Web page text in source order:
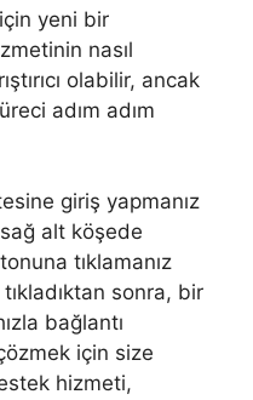
yeni bir
nasıl
olabilir, ancak
adım adım
giriş yapmanız
alt köşede
tıklamanız
sonra, bir
bağlantı
için size
hizmeti,